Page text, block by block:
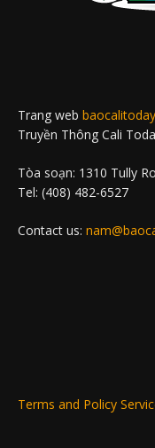
Trang web
Truyền Thông Cali
Tòa soạn: 1310 Tully
Tel: (408) 482-6527
Contact us:
Terms and Policy